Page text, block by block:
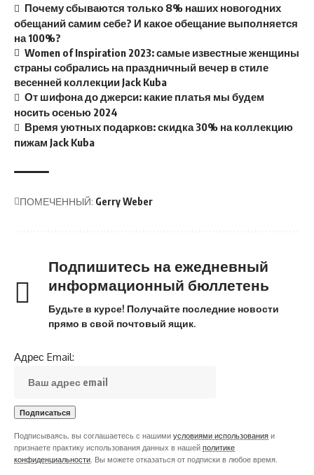
Почему сбываются только 8% наших новогодних
обещаний самим себе? И какое обещание выполняется
на 100%?
Women of Inspiration 2023: самые известные женщины
страны собрались на праздничный вечер в стиле
весенней коллекции Jack Kuba
От шифона до джерси: какие платья мы будем
носить осенью 2024
Время уютных подарков: скидка 30% на коллекцию
пижам Jack Kuba
ПОМЕЧЕННЫЙ: Gerry Weber
Подпишитесь на ежедневный
информационный бюллетень
Будьте в курсе! Получайте последние новости
прямо в свой почтовый ящик.
Адрес Email:
Подписываясь, вы соглашаетесь с нашими условиями использования и
признаете практику использования данных в нашей политике
конфиденциальности . Вы можете отказаться от подписки в любое время.